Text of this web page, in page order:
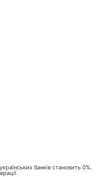
банків становить 0%.